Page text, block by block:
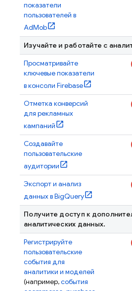
показатели
пользователей в
AdMob
Изучайте и работайте с
Просматривайте
ключевые показатели
в консоли Firebase
Отметка конверсий
для рекламных
кампаний
Создавайте
пользовательские
аудитории
Экспорт и анализ
данных в BigQuery
Получите доступ к
аналитических данных.
Регистрируйте
пользовательские
события для
аналитики и моделей
(например,события